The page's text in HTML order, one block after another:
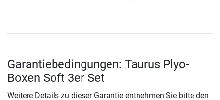
Garantiebedingungen: Taurus Plyo-
Boxen Soft 3er Set
Weitere Details zu dieser Garantie entnehmen Sie bitte den